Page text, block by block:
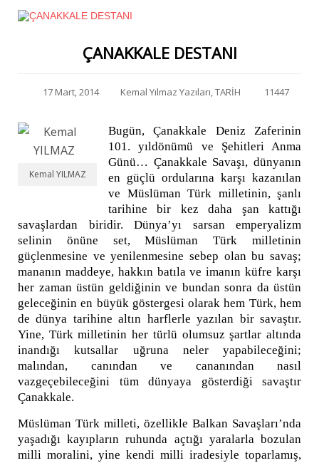
ÇANAKKALE DESTANI
17 Mart, 2014 Kemal Yılmaz Yazıları,TARİH 11447
Kemal YILMAZ
Bugün, Çanakkale Deniz Zaferinin
101. yıldönümü ve Şehitleri Anma
Günü… Çanakkale Savaşı,dünyanın
en güçlü ordularına karşı kazanılan
ve Müslüman Türk milletinin, şanlı
tarihine bir kez daha şan kattığı
savaşlardan biridir. Dünya’yı sarsan emperyalizm
selinin önüne set, Müslüman Türk milletinin
güçlenmesine ve yenilenmesine sebep olan bu savaş;
mananın maddeye, hakkın batıla ve imanın küfre karşı
her zaman üstün geldiğinin ve bundan sonra da üstün
geleceğinin en büyük göstergesi olarak hem Türk, hem
de dünya tarihine altın harflerle yazılan bir savaştır.
Yine, Türk milletinin her türlü olumsuz şartlar altında
inandığı kutsallar uğruna neler yapabileceğini;
malından, canından ve cananından nasıl
vazgeçebileceğini tüm dünyaya gösterdiği savaştır
Çanakkale.
Müslüman Türk milleti, özellikle Balkan Savaşları’nda
yaşadığı kayıpların ruhunda açtığı yaralarla bozulan
milli moralini, yine kendi milli iradesiyle toparlamış,